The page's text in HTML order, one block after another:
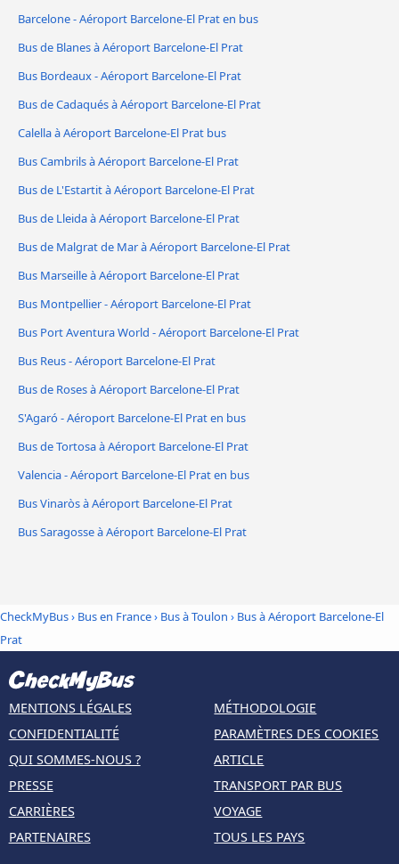
Barcelone - Aéroport Barcelone-El Prat en bus
Bus de Blanes à Aéroport Barcelone-El Prat
Bus Bordeaux - Aéroport Barcelone-El Prat
Bus de Cadaqués à Aéroport Barcelone-El Prat
Calella à Aéroport Barcelone-El Prat bus
Bus Cambrils à Aéroport Barcelone-El Prat
Bus de L'Estartit à Aéroport Barcelone-El Prat
Bus de Lleida à Aéroport Barcelone-El Prat
Bus de Malgrat de Mar à Aéroport Barcelone-El Prat
Bus Marseille à Aéroport Barcelone-El Prat
Bus Montpellier - Aéroport Barcelone-El Prat
Bus Port Aventura World - Aéroport Barcelone-El Prat
Bus Reus - Aéroport Barcelone-El Prat
Bus de Roses à Aéroport Barcelone-El Prat
S'Agaró - Aéroport Barcelone-El Prat en bus
Bus de Tortosa à Aéroport Barcelone-El Prat
Valencia - Aéroport Barcelone-El Prat en bus
Bus Vinaròs à Aéroport Barcelone-El Prat
Bus Saragosse à Aéroport Barcelone-El Prat
CheckMyBus› Bus en France› Bus à Toulon › Bus à Aéroport Barcelone-El
Prat
MENTIONS LÉGALES
CONFIDENTIALITÉ
QUI SOMMES-NOUS ?
PRESSE
CARRIÈRES
PARTENAIRES
MÉTHODOLOGIE
PARAMÈTRES DES COOKIES
ARTICLE
TRANSPORT PAR BUS
VOYAGE
TOUS LES PAYS